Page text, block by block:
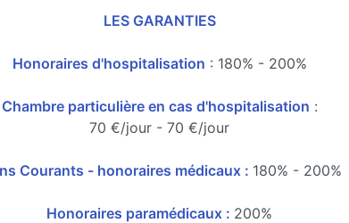
LES GARANTIES
Honoraires d'hospitalisation : 180% - 200%
Chambre particulière en cas d'hospitalisation :
70 €/jour - 70 €/jour
Courants - honoraires médicaux : 180% - 200%
Honoraires paramédicaux : 200%